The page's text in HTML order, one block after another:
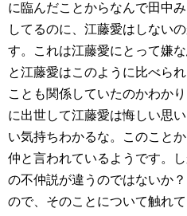
に臨んだことからなんで田中
してるのに、江藤愛はしない
す。これは江藤愛にとって嫌
と江藤愛はこのように比べら
ことも関係していたのかわか
に出世して江藤愛は悔しい思
い気持ちわかるな。このこと
仲と言われているようです。
の不仲説が違うのではないか
ので、そのことについて触れて